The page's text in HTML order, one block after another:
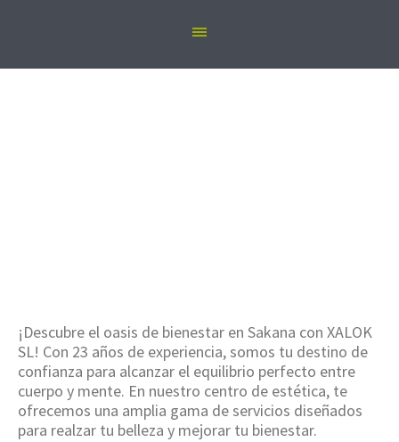
¡Descubre el oasis de bienestar en Sakana con XALOK
SL! Con 23 años de experiencia, somos tu destino de
confianza para alcanzar el equilibrio perfecto entre
cuerpo y mente. En nuestro centro de estética, te
ofrecemos una amplia gama de servicios diseñados
para realzar tu belleza y mejorar tu bienestar.